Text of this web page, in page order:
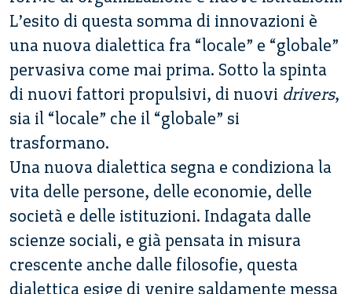
L’esito di questa somma di innovazioni è
una nuova dialettica fra “locale” e “globale”
pervasiva come mai prima. Sotto la spinta
di nuovi fattori propulsivi, di nuovi drivers,
sia il “locale” che il “globale” si
trasformano.
Una nuova dialettica segna e condiziona la
vita delle persone, delle economie, delle
società e delle istituzioni. Indagata dalle
scienze sociali, e già pensata in misura
crescente anche dalle filosofie, questa
dialettica esige di venire saldamente messa